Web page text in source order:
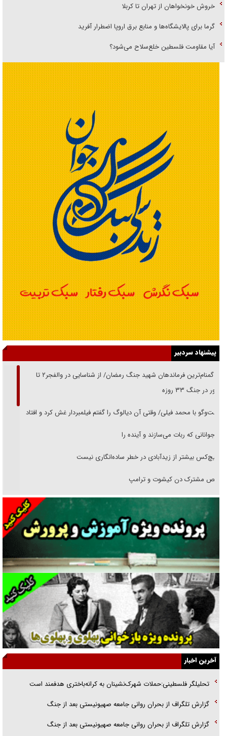
خروش خونخواهان از تهران تا کربلا
گرما برای پالایشگاه‌ها و منابع برق اروپا اضطرار آفرید
آیا مقاومت فلسطین خلع‌سلاح می‌شود؟
پیشنهاد سردبیر
از گمنام‌ترین فرماندهان شهید جنگ رمضان/ از شناسایی در والفجر۲ تا
حضور در جنگ ۳۳ روزه
گفت‌وگو با محمد فیلی/ وقتی آن دیالوگ را گفتم فیلمبردار غش کرد و افتاد
نوجوانانی که ربات می‌سازند و آینده را
هیچ‌کس بیشتر از زیدآبادی در خطر ساده‌انگاری نیست
رقص مشترک دن کیشوت و ترامپ
دنده دولت به واگذاری مسئله‌دار ایران‌خودرو/ خصوصی‌سازی یا انحصار؟
غریزه‌ی بقا و آقای باقی و رفقا
جراحی‌های زیبایی با مدرک فوق‌دیپلم! + گفت‌وگو با متهم
گفت‌وگو با همسر یکی از شهدای جنگ رمضان/ پیکر بی‌سر شهید را از
انگشت‌های پا شناسایی کردیم
نسلی که آنلاین الگو می‌گیرد
گفت‌وگو با آیت‌الله جاودان/ جفای مخالفان مکانت معنوی رهبر شهید را
ارتقا می‌داد
راننده مست به قانون می‌خندد
همه آقای دوربینی شده‌ایم!
قصه ناتمام سرویس مدارس
آخرین اخبار
تحلیلگر فلسطینی:حملات شهرک‌نشینان به کرانه‌باختری هدفمند است
گزارش تلگراف از بحران روانی جامعه صهیونیستی بعد از جنگ
گزارش تلگراف از بحران روانی جامعه صهیونیستی بعد از جنگ